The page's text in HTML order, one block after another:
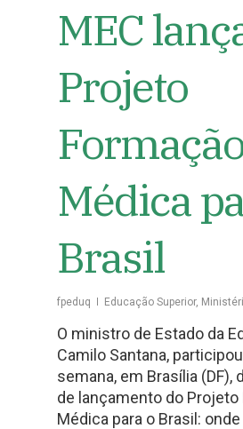
MEC
Projeto
Médica
Brasil
fpeduq Educação Superior,
O ministro de Estado da
Camilo Santana,
semana, em Brasília (DF),
de lançamento do Projeto
Médica para o Brasil: